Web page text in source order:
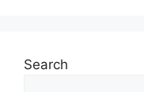
Search